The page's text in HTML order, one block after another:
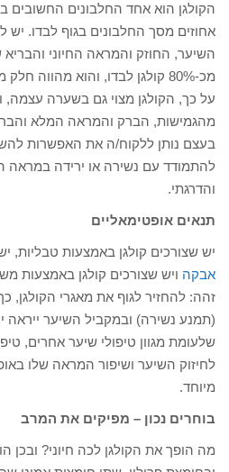
אחוזים מסך החלבונים בגוף לבדו.
השיער, החוזק והמראה החיוני
מכ-80% קולגן לבדו, והוא
על כך, הקולגן מצוי גם בשערה עצמה,
מהגמישות, הברק והמראה המלא
בעצם נותן ללקוח/ה את האפשרות
להתמודד עם נשירה או ירידה במראה
והדרגתי.
תנאים אופטימאליים
יש שצורכים קולגן באמצעות טבליות,
אבקה ויש שצורכים קולגן באמצעות
זהה: להחזיר לגוף את מאגרי
(תמנע נשירה) ובמקביל השיער ייראה
שלעומת מגוון טיפולי שיער אחרים,
לחיזוק השיער ושיפור המראה שלו
מיוחד.
בוחרים נכון – מפיקים את המרב
מה הופך את הקולגן לכה חיוני? ובכן